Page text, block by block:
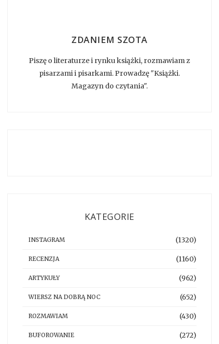
ZDANIEM SZOTA
Piszę o literaturze i rynku książki, rozmawiam z
pisarzami i pisarkami. Prowadzę "Książki.
Magazyn do czytania".
KATEGORIE
INSTAGRAM (1320)
RECENZJA (1160)
ARTYKUŁY (962)
WIERSZ NA DOBRĄ NOC (652)
ROZMAWIAM (430)
BUFOROWANIE (272)